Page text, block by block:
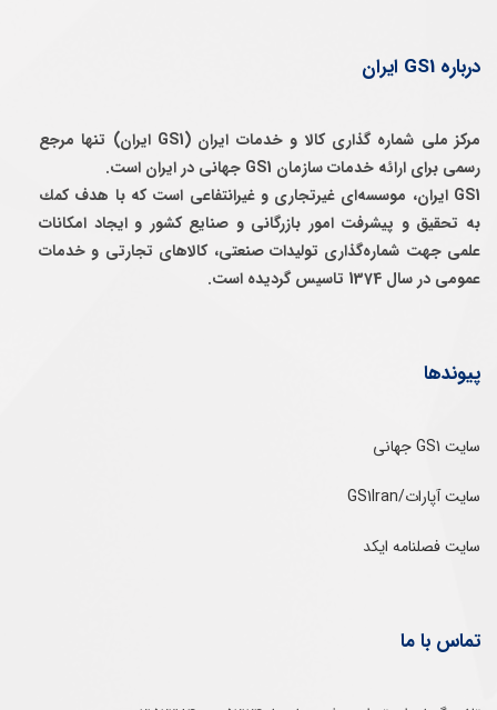
درباره GS1 ایران
مرکز ملی شماره گذاری کالا و خدمات ایران (GS1 ایران) تنها مرجع
رسمی برای ارائه خدمات سازمان GS1 جهانی در ایران است.
GS1 ایران، موسسه‌ای غيرتجاری و غيرانتفاعی است كه با هدف كمك
به تحقيق و پيشرفت امور بازرگانی و صنايع كشور و ايجاد امكانات
علمی جهت شماره‌گذاری توليدات صنعتی، كالاهای تجارتی و خدمات
عمومی در سال 1374 تاسيس گرديده است.
پیوندها
سایت GS1 جهانی
سایت آپارات/GS1Iran
سایت فصلنامه ایکد
تماس با ما